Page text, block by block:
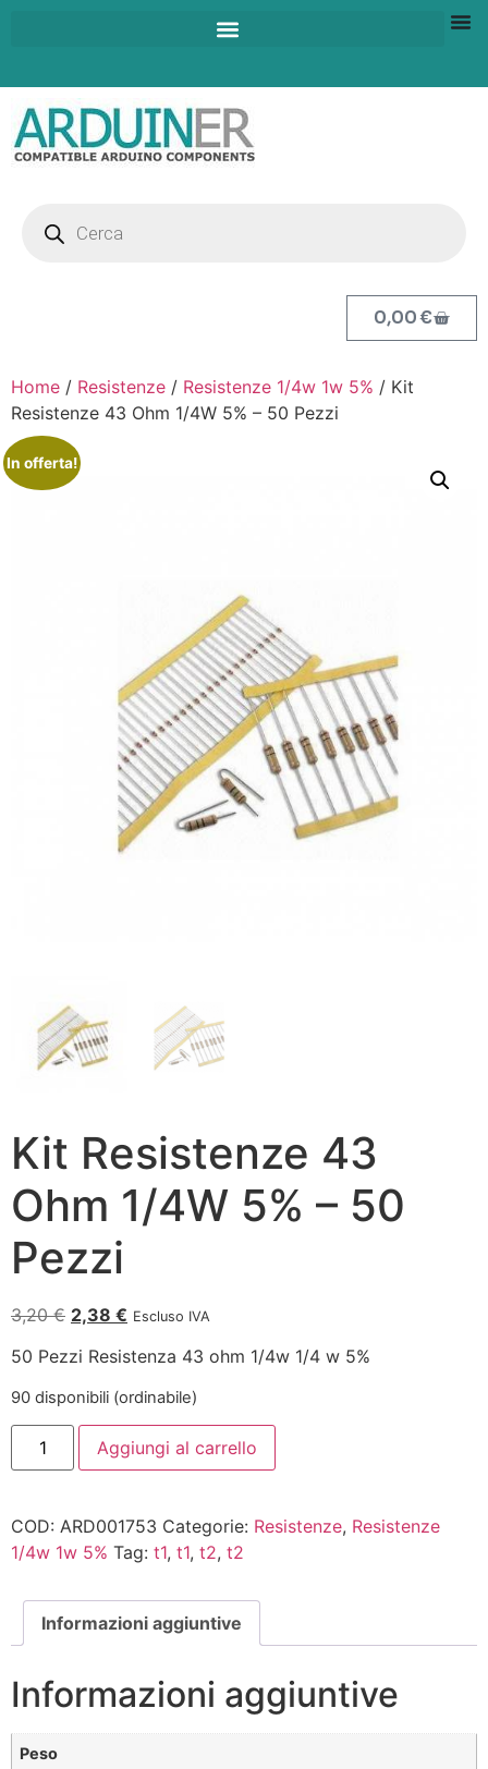
0,00€
Home / Resistenze / Resistenze 1/4w 1w 5% / Kit
Resistenze 43 Ohm 1/4W 5% – 50 Pezzi
In offerta!
Kit Resistenze 43
Ohm 1/4W 5% – 50
Pezzi
3,20€ 2,38 € Escluso IVA
50 Pezzi Resistenza 43 ohm 1/4w 1/4 w 5%
90 disponibili (ordinabile)
Aggiungi al carrello
COD: ARD001753 Categorie: Resistenze, Resistenze
1/4w 1w 5% Tag: t1, t1, t2, t2
Informazioni aggiuntive
Informazioni aggiuntive
Peso